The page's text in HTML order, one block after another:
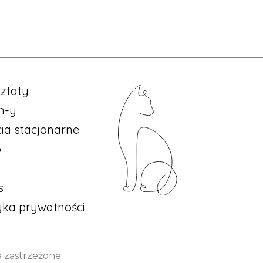
y
stacjonarne
prywatności
zastrzeżone.